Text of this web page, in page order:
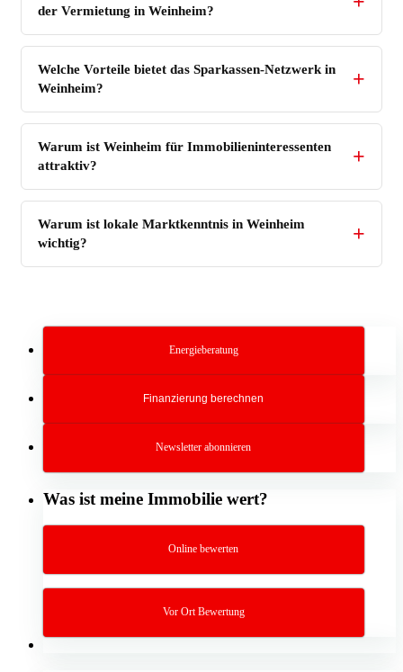
der Vermietung in Weinheim?
Welche Vorteile bietet das Sparkassen-Netzwerk in
Weinheim?
Warum ist Weinheim für Immobilieninteressenten
attraktiv?
Warum ist lokale Marktkenntnis in Weinheim
wichtig?
Energieberatung
Finanzierung berechnen
Newsletter abonnieren
Was ist meine Immobilie wert?
Online bewerten
Vor Ort Bewertung